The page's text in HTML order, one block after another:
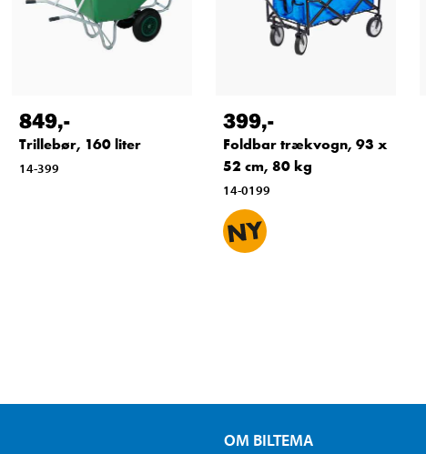
849,-
Trillebør, 160 liter
14-399
399,-
Foldbar trækvogn, 93 x
52 cm, 80 kg
14-0199
OM BILTEMA